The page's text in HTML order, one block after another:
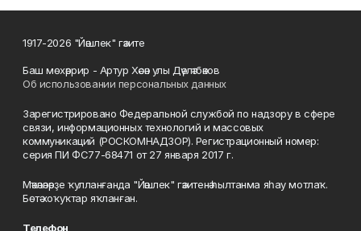
1917-2026 "Йәшлек" гәзите
Баш мөхәррир - Артур Хәсән улы Дәүләтбәков
Об использовании персональных данных
Зарегистрировано Федеральной службой по надзору в сфере
связи, информационных технологий и массовых
коммуникаций (РОСКОМНАДЗОР). Регистрационный номер:
серия ПИ ФС77-68471 от 27 января 2017 г.
Мәҡәләләрҙе ҡулланғанда "Йәшлек" гәзитенә һылтанма яһау мотлаҡ.
Бөтә хоҡуҡтар яҡланған.
Телефон